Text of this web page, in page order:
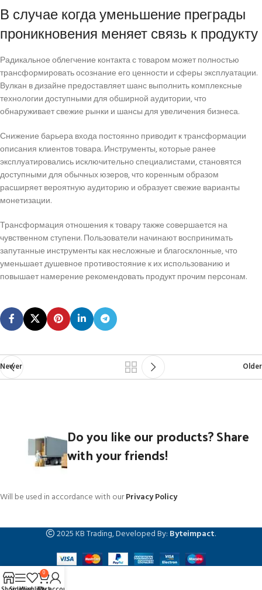
В случае когда уменьшение преграды
проникновения меняет связь к продукту
Радикальное облегчение контакта с товаром может полностью
трансформировать осознание его ценности и сферы эксплуатации.
Вулкан в дизайне предоставляет шанс выполнить комплексные
технологии доступными для обширной аудитории, что
обнаруживает свежие рынки и шансы для увеличения бизнеса.
Снижение барьера входа постоянно приводит к трансформации
описания клиентов товара. Инструменты, которые ранее
эксплуатировались исключительно специалистами, становятся
доступными для обычных юзеров, что коренным образом
расширяет вероятную аудиторию и образует свежие варианты
монетизации.
Трансформация отношения к товару также совершается на
чувственном ступени. Пользователи начинают воспринимать
запутанные инструменты как несложные и благосклонные, что
уменьшает душевное противостояние к их использованию и
повышает намерение рекомендовать продукт прочим персонам.
Newer Older
Do you like our products? Share
with your friends!
Will be used in accordance with ourPrivacy Policy
2025 KB Trading, Developed By: Byteimpact.
0